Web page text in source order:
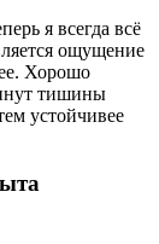
я всегда всё
ощущение
Хорошо
тишины
устойчивее